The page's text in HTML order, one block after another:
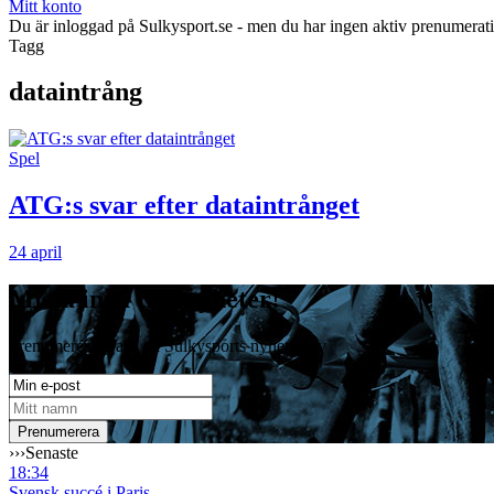
Mitt konto
Du är inloggad på Sulkysport.se - men du har ingen aktiv
Tagg
dataintrång
Spel
ATG:s svar efter dataintrånget
24 april
Missa inga travnyheter!
Prenumerera gratis på Sulkysports nyhetsbrev
›››Senaste
18:34